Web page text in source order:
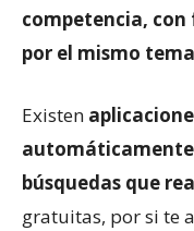
competencia, con
por el mismo
Existen
búsquedas que
gratuitas, por si te